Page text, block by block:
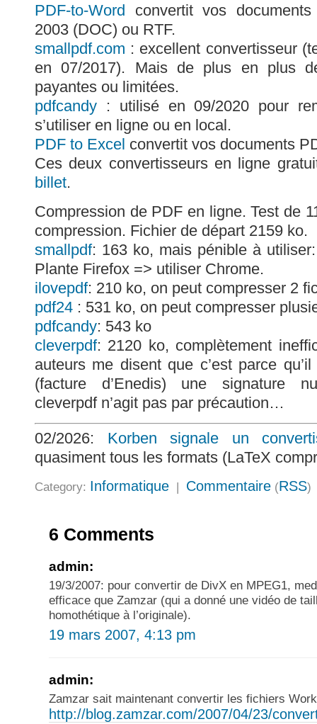
PDF-to-Word convertit vos
2003 (DOC) ou RTF.
smallpdf.com : excellent convertisseur
en 07/2017). Mais de plus en plus
payantes ou limitées.
pdfcandy : utilisé en 09/2020 pour
s’utiliser en ligne ou en local.
PDF to Excel convertit vos documents
Ces deux convertisseurs en ligne
billet.
Compression de PDF en ligne. Test de
compression. Fichier de départ 2159 ko.
smallpdf: 163 ko, mais pénible à
Plante Firefox => utiliser Chrome.
ilovepdf: 210 ko, on peut compresser 2
pdf24 : 531 ko, on peut compresser
pdfcandy: 543 ko
cleverpdf: 2120 ko, complètement
auteurs me disent que c’est parce
(facture d’Enedis) une signature
cleverpdf n’agit pas par précaution…
02/2026: Korben signale un
quasiment tous les formats (LaTeX
Category: Informatique | Commentaire (RSS
6 Comments
admin:
19/3/2007: pour convertir de DivX en MPEG1,
efficace que Zamzar (qui a donné une vidéo de
homothétique à l’originale).
19 mars 2007, 4:13 pm
admin:
Zamzar sait maintenant convertir les fichiers
http://blog.zamzar.com/2007/04/23/